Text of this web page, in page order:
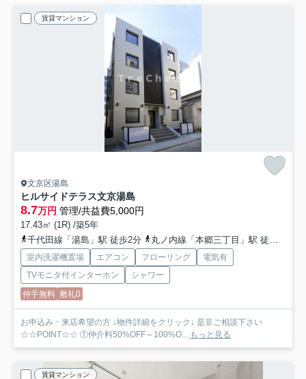
賃貸マンション
文京区湯島
ヒルサイドテラス文京湯島
8.7万円 管理/共益費5,000円
17.43㎡ (1R) /築5年
千代田線「湯島」駅 徒歩2分
丸ノ内線「本郷三丁目」駅 徒歩10分
室内洗濯機置場 エアコン フローリング
電気有
TVモニタ付インターホン
シャワー
仲手無料 敷礼0
お申込み・来店希望の方 ↓物件詳細をクリック↓ 是非ご相談下さい
☆☆POINT☆☆ ①仲介料50%OFF～100%O...
もっと見る
賃貸マンション